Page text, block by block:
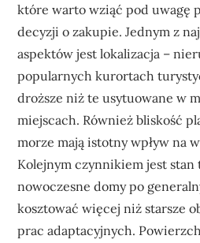
które warto wziąć pod uwagę
decyzji o zakupie. Jednym z
aspektów jest lokalizacja –
popularnych kurortach
droższe niż te usytuowane w
miejscach. Również bliskość
morze mają istotny wpływ na
Kolejnym czynnikiem jest
nowoczesne domy po
kosztować więcej niż starsze
prac adaptacyjnych.